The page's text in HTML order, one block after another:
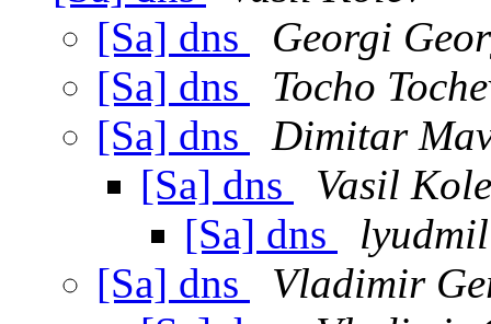
[Sa] dns
Georgi
[Sa] dns
Tocho
[Sa] dns
Dimitar
[Sa] dns
Vasil
[Sa] dns
[Sa] dns
Vladimir